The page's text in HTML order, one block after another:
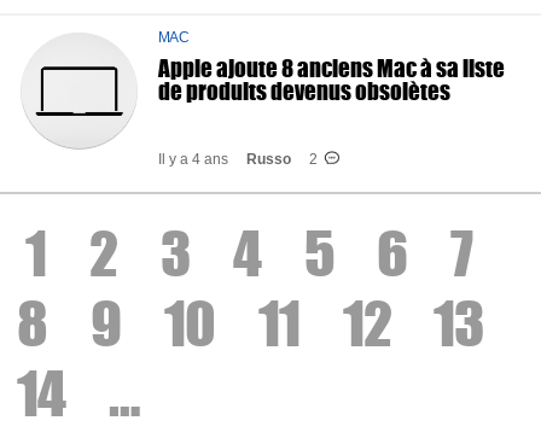
MAC
Apple ajoute 8 anciens Mac à sa liste
de produits devenus obsolètes
Il y a 4 ans Russo 2
1 2 3 4 5 6 7
8 9 10 11 12 13
14 …